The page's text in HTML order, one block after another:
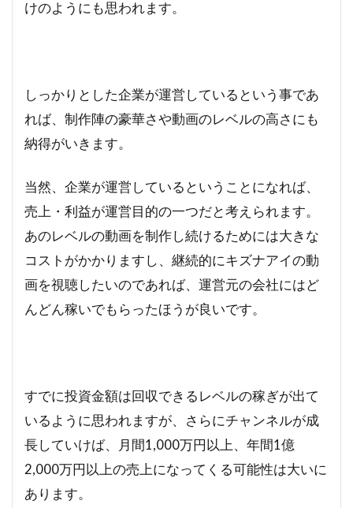
けのようにも思われます。
しっかりとした企業が運営しているという事であ
れば、制作陣の豪華さや動画のレベルの高さにも
納得がいきます。
当然、企業が運営しているということになれば、
売上・利益が運営目的の一つだと考えられます。
あのレベルの動画を制作し続けるためには大きな
コストがかかりますし、継続的にキズナアイの動
画を視聴したいのであれば、運営元の会社にはど
んどん稼いでもらったほうが良いです。
すでに投資金額は回収できるレベルの稼ぎが出て
いるように思われますが、さらにチャンネルが成
長していけば、月間1,000万円以上、年間1億
2,000万円以上の売上になってくる可能性は大いに
あります。